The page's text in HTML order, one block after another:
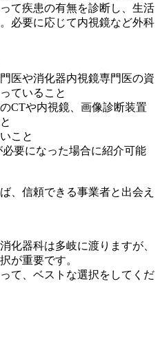
て疾患の有無を診断し、生活
必要に応じて内視鏡など外科
医や消化器内視鏡専門医の資
ていること
CTや内視鏡、画像診断装置
こと
要になった場合に紹介可能
、信頼できる事業者と出会え
化器科は多岐に渡りますが、
が重要です。
て、ベストな選択をしてくだ